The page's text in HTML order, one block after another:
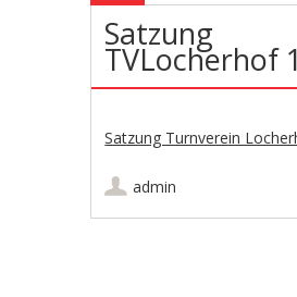
Satzung
TVLocherhof
Satzung Turnverein
admin